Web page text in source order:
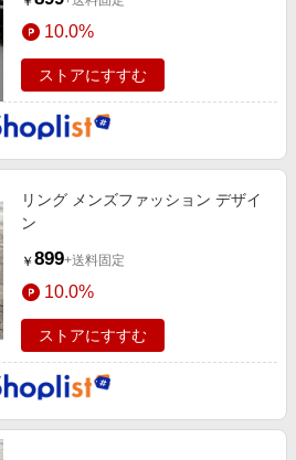
10.0%
ストアにすすむ
リング メンズファッション デザイ
ン
￥ 899+送料固定
10.0%
ストアにすすむ